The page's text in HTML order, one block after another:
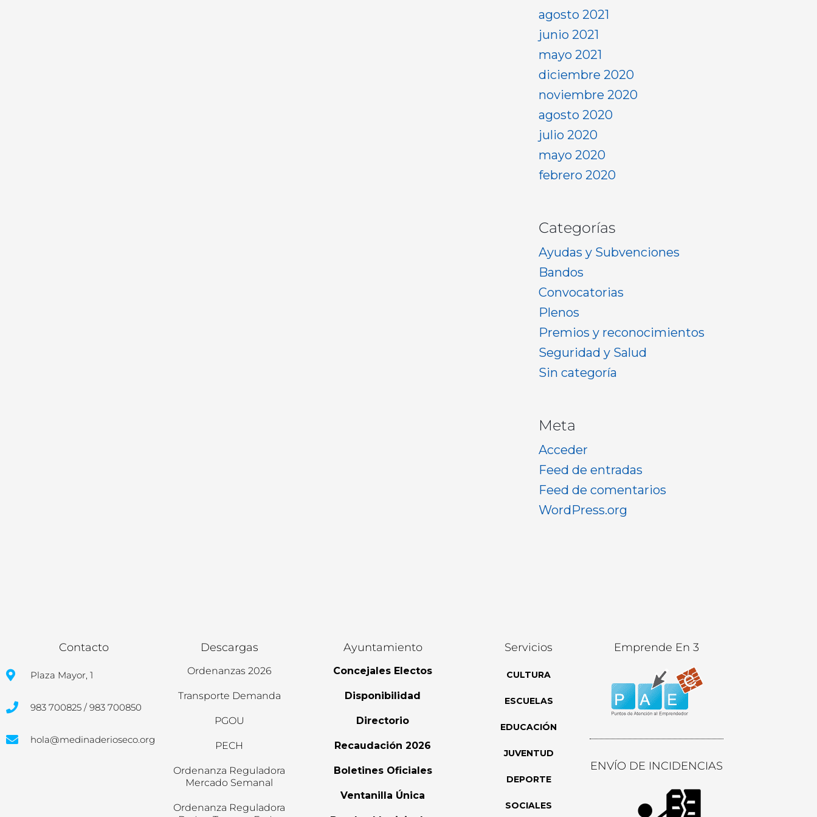
agosto 2021
junio 2021
mayo 2021
diciembre 2020
noviembre 2020
agosto 2020
julio 2020
mayo 2020
febrero 2020
Categorías
Ayudas y Subvenciones
Bandos
Convocatorias
Plenos
Premios y reconocimientos
Seguridad y Salud
Sin categoría
Meta
Acceder
Feed de entradas
Feed de comentarios
WordPress.org
Contacto
Plaza Mayor, 1
983 700825 / 983 700850
hola@medinaderioseco.org
Descargas
Ordenanzas 2026
Transporte Demanda
PGOU
PECH
Ordenanza Reguladora
Mercado Semanal
Ordenanza Reguladora
Ayuntamiento
Concejales Electos
Disponibilidad
Directorio
Recaudación 2026
Boletines Oficiales
Ventanilla Única
Servicios
CULTURA
ESCUELAS
EDUCACIÓN
JUVENTUD
DEPORTE
SOCIALES
Emprende En 3
ENVÍO DE INCIDENCIAS